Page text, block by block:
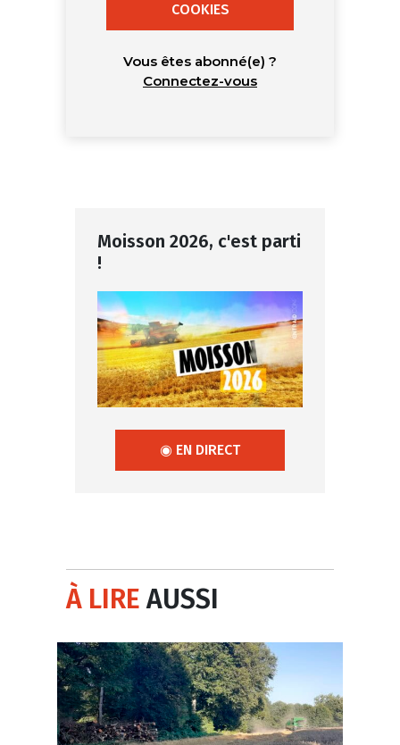
COOKIES
Vous êtes abonné(e) ?
Connectez-vous
Moisson 2026, c'est parti
!
◉ EN DIRECT
À LIREAUSSI